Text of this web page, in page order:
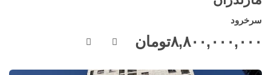
سرخرود
۸,۸۰۰,۰۰۰,۰۰۰تومان